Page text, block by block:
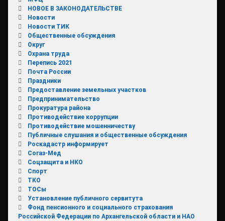
НОВОЕ В ЗАКОНОДАТЕЛЬСТВЕ
Новости
Новости ТИК
Общественные обсуждения
Округ
Охрана труда
Перепись 2021
Почта России
Праздники
Предоставление земельных участков
Предпринимательство
Прокуратура района
Противодействие коррупции
Противодействие мошенничеству
Публичные слушания и общественные обсуждения
Роскадастр информирует
Согаз-Мед
Соцзащита и НКО
Спорт
ТКО
ТОСы
Установление публичного сервитута
Фонд пенсионного и социального страхования
Российской Федерации по Архангельской области и НАО